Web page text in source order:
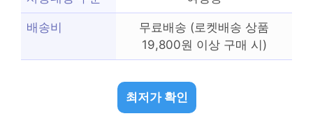
배송비
무료배송 (로켓배송 상품
19,800원 이상 구매 시)
최저가 확인